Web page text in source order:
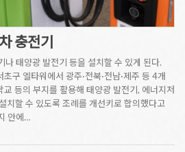
충전기
나 태양광 발전기 등을 설치할 수 있게 된다.
구 엘타워에서 광주·전북·전남·제주 등 4개
등의 부지를 활용해 태양광 발전기, 에너지저
치할 수 있도록 조례를 개선키로 합의했다고
안에…